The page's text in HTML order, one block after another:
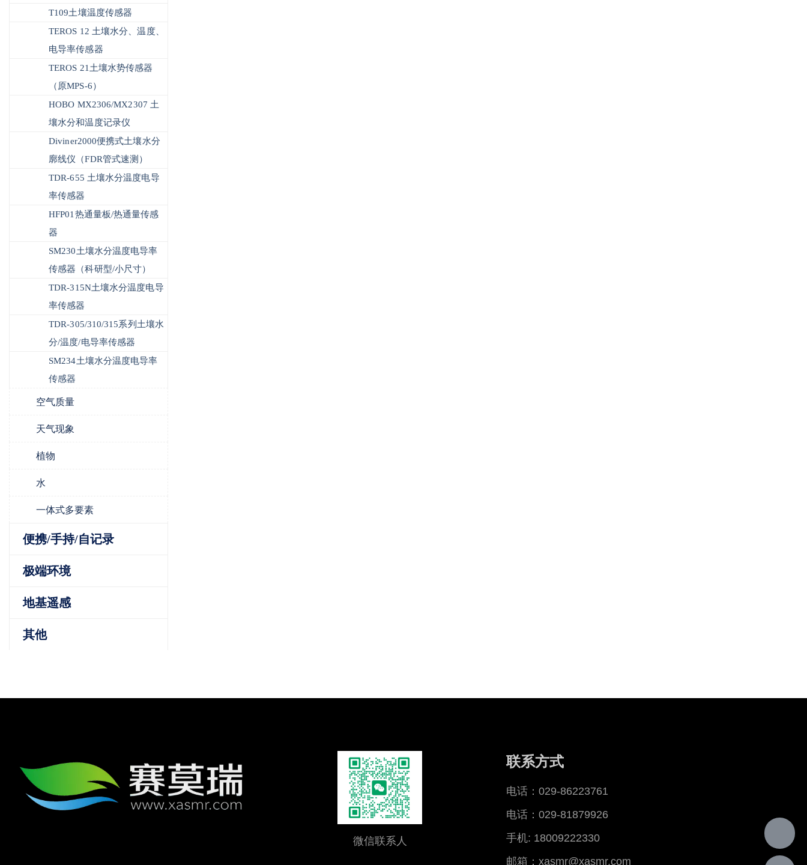
T109土壤温度传感器
TEROS 12 土壤水分、温度、
电导率传感器
TEROS 21土壤水势传感器
（原MPS-6）
HOBO MX2306/MX2307 土
壤水分和温度记录仪
Diviner2000便携式土壤水分
廓线仪（FDR管式速测）
TDR-655 土壤水分温度电导
率传感器
HFP01热通量板/热通量传感
器
SM230土壤水分温度电导率
传感器（科研型/小尺寸）
TDR-315N土壤水分温度电导
率传感器
TDR-305/310/315系列土壤水
分/温度/电导率传感器
SM234土壤水分温度电导率
传感器
空气质量
天气现象
植物
水
一体式多要素
便携/手持/自记录
极端环境
地基遥感
其他
微信联系人
联系方式
电话：029-86223761
电话：029-81879926
手机: 18009222330
邮箱：xasmr@xasmr.com